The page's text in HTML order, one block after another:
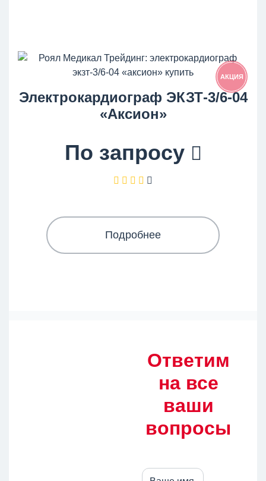
АКЦИЯ
Электрокардиограф ЭКЗТ-3/6-04
«Аксион»
По запросу
Подробнее
Ответим
на все
ваши
вопросы